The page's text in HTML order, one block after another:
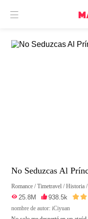

No Seduzcas Al
Romance /Timetravel /Historia
 25.8M 938.5k 
nombre de autor: iCiyuan